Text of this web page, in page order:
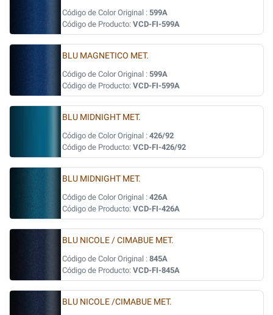
Código de Color Original : 599A
Código de Producto: VCD-FI-599A
BLU MAGNETICO MET.
Código de Color Original : 599A
Código de Producto: VCD-FI-599A
BLU MIDNIGHT MET.
Código de Color Original : 426/92
Código de Producto: VCD-FI-426/92
BLU MIDNIGHT MET.
Código de Color Original : 426A
Código de Producto: VCD-FI-426A
BLU NICOLE / CIMABUE MET.
Código de Color Original : 845A
Código de Producto: VCD-FI-845A
BLU NICOLE /CIMABUE MET.